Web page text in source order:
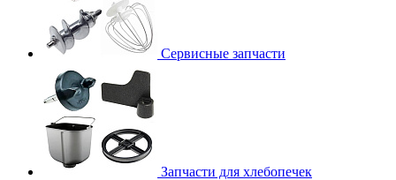
Сервисные запчасти
Запчасти для хлебопечек